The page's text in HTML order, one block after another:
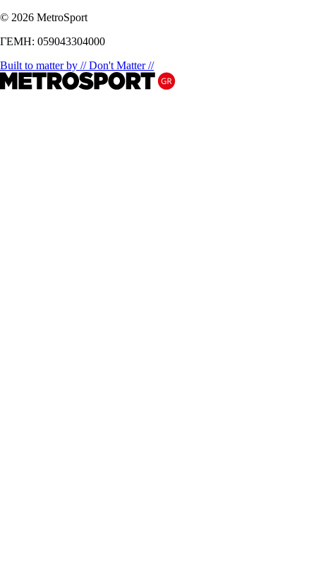
© 2026 MetroSport
ΓΕΜΗ: 059043304000
Built to matter by // Don't Matter //